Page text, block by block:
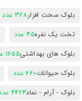
بلوک سخت افزار328 عدد
تخت یک نفره45 عدد
بلوک های بهداشتی1655 عدد
بلوک حیوانات660 عدد
بلوک - آرام - نماد4424 عدد